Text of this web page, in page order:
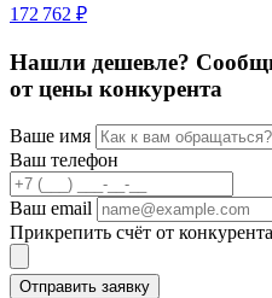
172 762 ₽
Нашли дешевле?
от цены конкурента
Ваше имя
Ваш телефон
Ваш email
Прикрепить счёт от конкурента
Отправить заявку